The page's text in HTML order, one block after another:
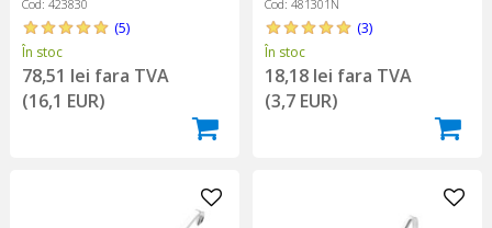
Cod: 423830
(5)
În stoc
78,51 lei fara TVA
(16,1 EUR)
Cod: 481301N
(3)
În stoc
18,18 lei fara TVA
(3,7 EUR)